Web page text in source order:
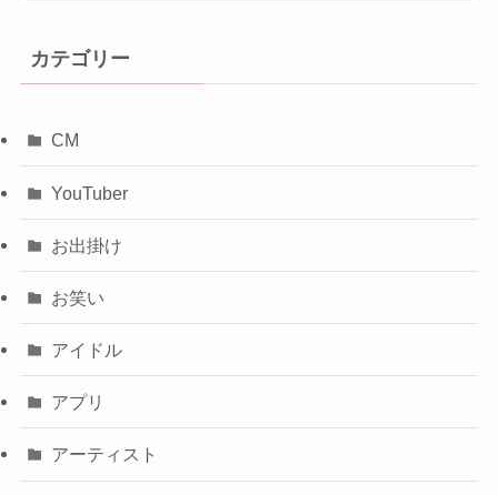
カテゴリー
CM
YouTuber
お出掛け
お笑い
アイドル
アプリ
アーティスト